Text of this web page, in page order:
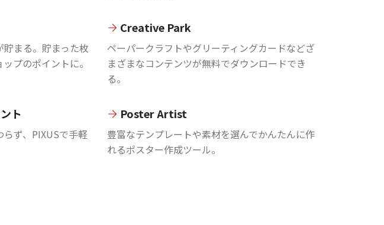
まる。貯まった枚
プのポイントに。
Creative Park
ペーパークラフトやグリーティングカードなどざ
まざまなコンテンツが無料でダウンロードでき
る。
ト
ず、PIXUSで手軽
Poster Artist
豊富なテンプレートや素材を選んでかんたんに作
れるポスター作成ツール。